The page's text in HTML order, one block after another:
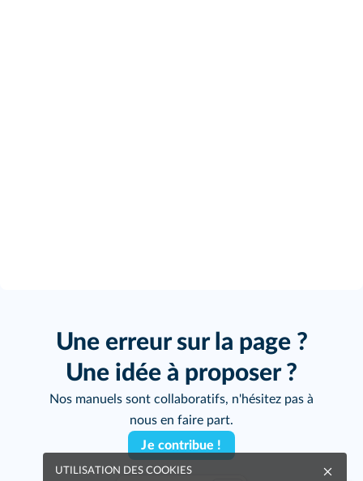
Une erreur sur la page ?
Une idée à proposer ?
Nos manuels sont collaboratifs, n'hésitez pas à
nous en faire part.
Je contribue !
UTILISATION DES COOKIES